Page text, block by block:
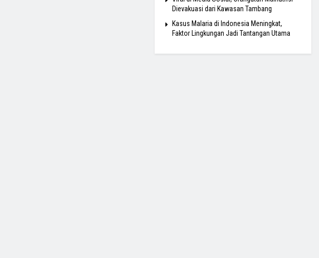
Dievakuasi dari Kawasan Tambang
Kasus Malaria di Indonesia Meningkat,
Faktor Lingkungan Jadi Tantangan Utama